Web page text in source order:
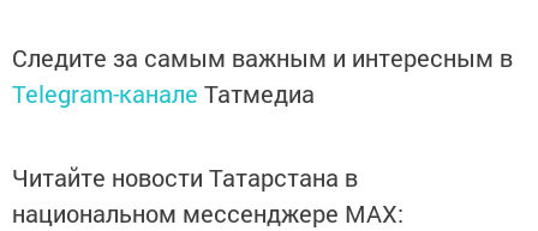
Следите за самым важным и интересным в
Telegram-канале Татмедиа
Читайте новости Татарстана в
национальном мессенджере MАХ: